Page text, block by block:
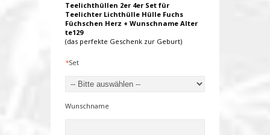
Teelichthüllen 2er 4er Set für
Teelichter Lichthülle Hülle Fuchs
Füchschen Herz + Wunschname Alter
te129
(das perfekte Geschenk zur Geburt)
*Set
Wunschname